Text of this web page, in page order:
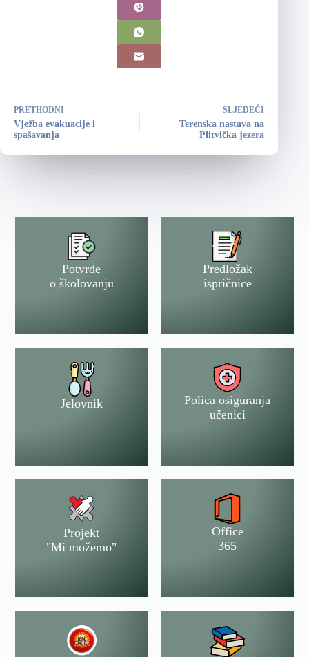
PRETHODNI
Vježba evakuacije i
spašavanja
SLJEDEĆI
Terenska nastava na
Plitvička jezera
Potvrde
o školovanju
Predložak
ispričnice
Jelovnik
Polica osiguranja
učenici
Projekt
"Mi možemo"
Office
365